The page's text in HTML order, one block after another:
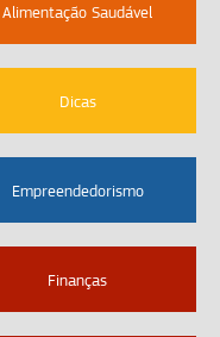
Alimentação Saudável
Dicas
Empreendedorismo
Finanças